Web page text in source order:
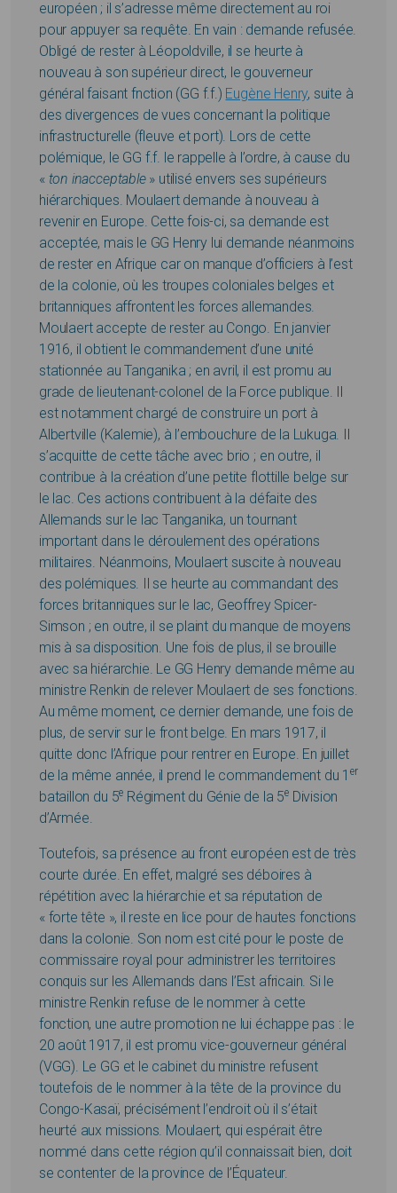
européen ; il s’adresse même directement au roi
pour appuyer sa requête. En vain : demande refusée.
Obligé de rester à Léopoldville, il se heurte à
nouveau à son supérieur direct, le gouverneur
général faisant fnction (GG f.f.) Eugène Henry, suite à
des divergences de vues concernant la politique
infrastructurelle (fleuve et port). Lors de cette
polémique, le GG f.f. le rappelle à l’ordre, à cause du
« ton inacceptable» utilisé envers ses supérieurs
hiérarchiques. Moulaert demande à nouveau à
revenir en Europe. Cette fois-ci, sa demande est
acceptée, mais le GG Henry lui demande néanmoins
de rester en Afrique car on manque d’officiers à l’est
de la colonie, où les troupes coloniales belges et
britanniques affrontent les forces allemandes.
Moulaert accepte de rester au Congo. En janvier
1916, il obtient le commandement d’une unité
stationnée au Tanganika ; en avril, il est promu au
grade de lieutenant-colonel de la Force publique. Il
est notamment chargé de construire un port à
Albertville (Kalemie), à l’embouchure de la Lukuga. Il
s’acquitte de cette tâche avec brio ; en outre, il
contribue à la création d’une petite flottille belge sur
le lac. Ces actions contribuent à la défaite des
Allemands sur le lac Tanganika, un tournant
important dans le déroulement des opérations
militaires. Néanmoins, Moulaert suscite à nouveau
des polémiques. Il se heurte au commandant des
forces britanniques sur le lac, Geoffrey Spicer-
Simson ; en outre, il se plaint du manque de moyens
mis à sa disposition. Une fois de plus, il se brouille
avec sa hiérarchie. Le GG Henry demande même au
ministre Renkin de relever Moulaert de ses fonctions.
Au même moment, ce dernier demande, une fois de
plus, de servir sur le front belge. En mars 1917, il
quitte donc l’Afrique pour rentrer en Europe. En juillet
de la même année, il prend le commandement du 1 er
bataillon du 5e Régiment du Génie de la 5eDivision
d’Armée.
Toutefois, sa présence au front européen est de très
courte durée. En effet, malgré ses déboires à
répétition avec la hiérarchie et sa réputation de
« forte tête », il reste en lice pour de hautes fonctions
dans la colonie. Son nom est cité pour le poste de
commissaire royal pour administrer les territoires
conquis sur les Allemands dans l’Est africain. Si le
ministre Renkin refuse de le nommer à cette
fonction, une autre promotion ne lui échappe pas : le
20 août 1917, il est promu vice-gouverneur général
(VGG). Le GG et le cabinet du ministre refusent
toutefois de le nommer à la tête de la province du
Congo-Kasaï, précisément l’endroit où il s’était
heurté aux missions. Moulaert, qui espérait être
nommé dans cette région qu’il connaissait bien, doit
se contenter de la province de l’Équateur.